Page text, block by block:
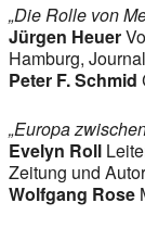
„Die Rolle von
Jürgen Heuer
Hamburg,
Peter F. Schmid
„Europa
Evelyn Roll
Zeitung und
Wolfgang Rose